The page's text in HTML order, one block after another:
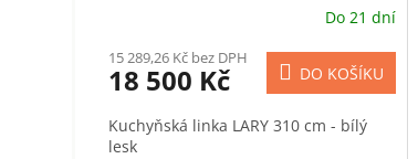
Do 21 dní
15 289,26 Kč bez DPH
18 500 Kč DO KOŠÍKU
Kuchyňská linka LARY 310 cm - bílý
lesk